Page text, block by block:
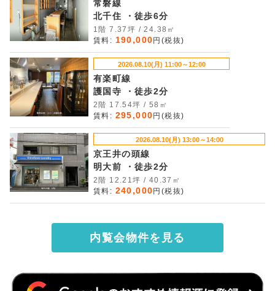
常磐線
北千住 ・徒歩6分
1階 7.37坪 / 24.38㎡
賃料: 190,000 円(税抜)
2026.08.10(月) 11:00～12:00
有楽町線
護国寺 ・徒歩2分
2階 17.54坪 / 58㎡
賃料: 295,000 円(税抜)
2026.08.10(月) 13:00～14:00
京王井の頭線
明大前 ・徒歩2分
2階 12.21坪 / 40.37㎡
賃料: 240,000 円(税抜)
内覧会物件を見る